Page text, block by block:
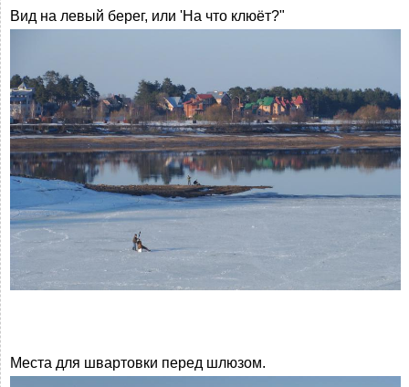
Вид на левый берег, или 'На что клюёт?"
Места для швартовки перед шлюзом.